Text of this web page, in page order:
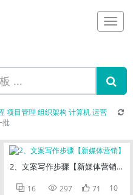
项目管理 组织架构 计算机运营
批
2、文案写作步骤【新媒体营销】
 16  297  71 10